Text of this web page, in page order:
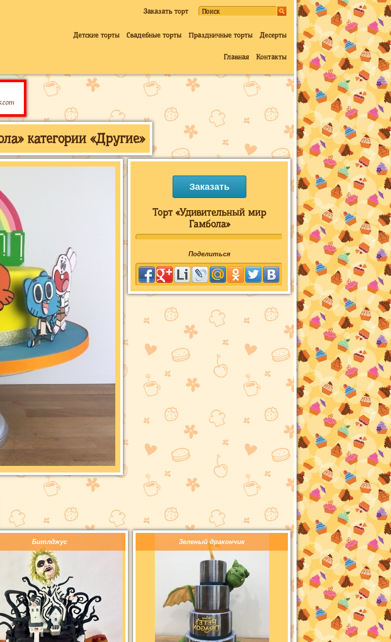
Заказать торт
Детские торты Свадебные торты Праздничные торты Десерты
Главная Контакты
категории «Другие»
Заказать
Торт «Удивительный мир
Гамбола»
Поделиться
Битлджус Зеленый дракончик